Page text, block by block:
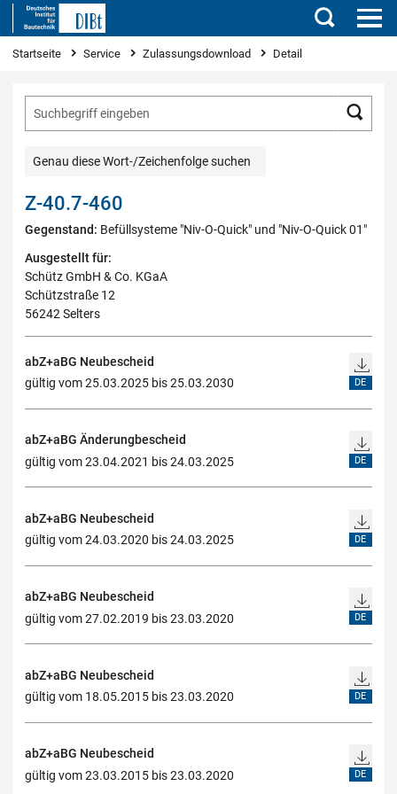
Suchen
Sie sind hier
Startseite Service Zulassungsdownload Detail
Genau diese Wort-/Zeichenfolge suchen
Z-40.7-460
Gegenstand: Befüllsysteme "Niv-O-Quick" und "Niv-O-Quick 01"
Ausgestellt für:
Schütz GmbH & Co. KGaA
Schützstraße 12
56242 Selters
abZ+aBG Neubescheid
gültig vom 25.03.2025 bis 25.03.2030
DE
abZ+aBG Änderungbescheid
gültig vom 23.04.2021 bis 24.03.2025
DE
abZ+aBG Neubescheid
gültig vom 24.03.2020 bis 24.03.2025
DE
abZ+aBG Neubescheid
gültig vom 27.02.2019 bis 23.03.2020
DE
abZ+aBG Neubescheid
gültig vom 18.05.2015 bis 23.03.2020
DE
abZ+aBG Neubescheid
gültig vom 23.03.2015 bis 23.03.2020
DE